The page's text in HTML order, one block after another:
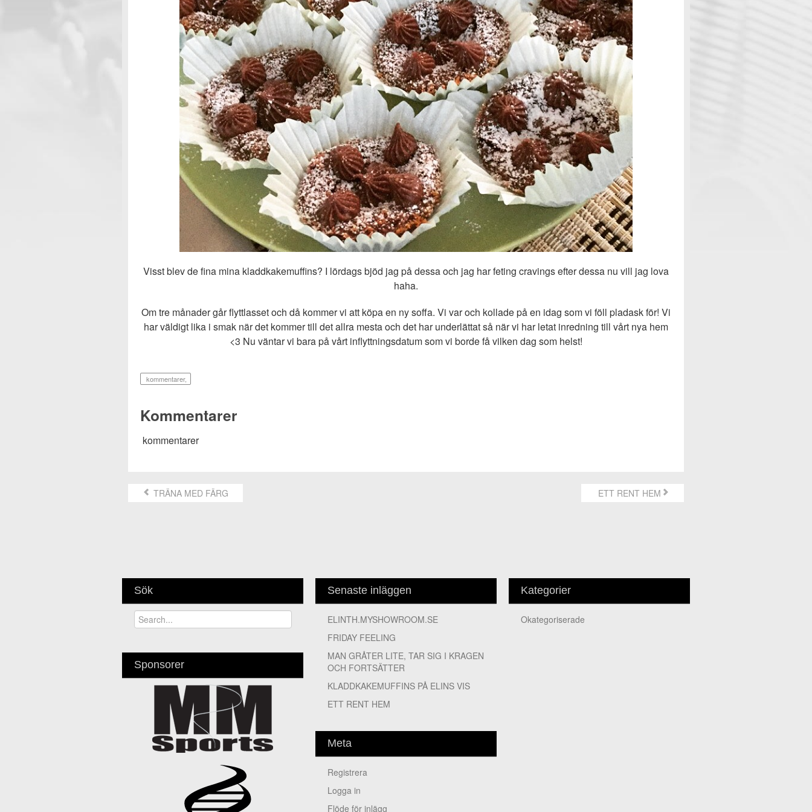
Visst blev de fina mina kladdkakemuffins? I lördags bjöd jag på dessa och jag har feting cravings efter dessa nu vill jag lova
haha.
Om tre månader går flyttlasset och då kommer vi att köpa en ny soffa. Vi var och kollade på en idag som vi föll pladask för! Vi
har väldigt lika i smak när det kommer till det allra mesta och det har underlättat så när vi har letat inredning till vårt nya hem
<3 Nu väntar vi bara på vårt inflyttningsdatum som vi borde få vilken dag som helst!
kommentarer,
Kommentarer
kommentarer
TRÄNA MED FÄRG ETT RENT HEM
Sök
Sponsorer
Senaste inläggen
ELINTH.MYSHOWROOM.SE
FRIDAY FEELING
MAN GRÅTER LITE, TAR SIG I KRAGEN
OCH FORTSÄTTER
KLADDKAKEMUFFINS PÅ ELINS VIS
ETT RENT HEM
Meta
Registrera
Logga in
Flöde för inlägg
Kategorier
Okategoriserade